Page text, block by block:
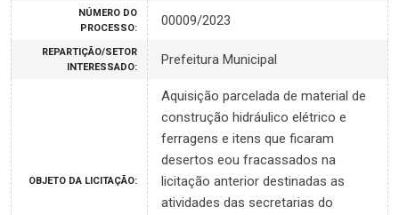
NÚMERO DO
PROCESSO:
00009/2023
REPARTIÇÃO/SETOR
INTERESSADO:
Prefeitura Municipal
OBJETO DA LICITAÇÃO:
Aquisição parcelada de material de
construção hidráulico elétrico e
ferragens e itens que ficaram
desertos eou fracassados na
licitação anterior destinadas as
atividades das secretarias do